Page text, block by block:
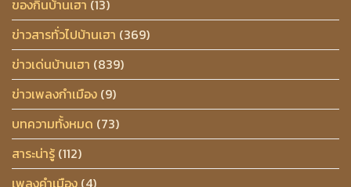
ของกิ๋นบ้านเฮา (13)
ข่าวสารทั่วไปบ้านเฮา (369)
ข่าวเด่นบ้านเฮา (839)
ข่าวเพลงกำเมือง (9)
บทความทั้งหมด (73)
สาระน่ารู้ (112)
เพลงคำเมือง (4)